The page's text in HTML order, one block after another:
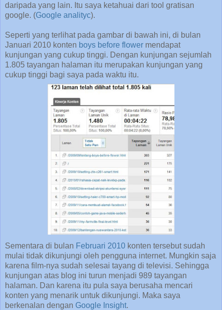
daripada yang lain. Itu saya ketahuai dari tool gratisan
google. (Google analityc).
Seperti yang terlihat pada gambar di bawah ini, di bulan
Januari 2010 konten boys before flower mendapat
kunjungan yang cukup tinggi. Dengan kunjungan sejumlah
1.805 tayangan halaman itu merupakan kunjungan yang
cukup tinggi bagi saya pada waktu itu.
Sementara di bulan Februari 2010 konten tersebut sudah
mulai tidak dikunjungi oleh pengguna internet. Mungkin saja
karena film-nya sudah selesai tayang di televisi. Sehingga
kunjungan atas blog ini turun menjadi 989 tayangan
halaman. Dan karena itu pula saya berusaha mencari
konten yang menarik untuk dikunjungi. Maka saya
berkenalan dengan Google Insight.